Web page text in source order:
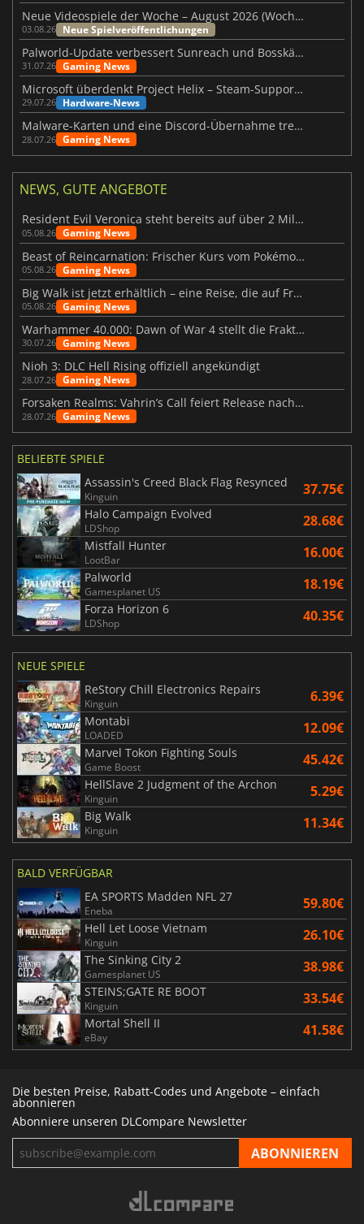
Neue Videospiele der Woche – August 2026 (Woche 32)
03.08.26 Neue Spielveröffentlichungen
Palworld-Update verbessert Sunreach und Bosskämpfe deutlich
31.07.26 Gaming News
Microsoft überdenkt Project Helix – Steam-Support gefährdet
29.07.26 Hardware-News
Malware-Karten und eine Discord-Übernahme treffen Meccha Chameleon
28.07.26 Gaming News
NEWS, GUTE ANGEBOTE
Resident Evil Veronica steht bereits auf über 2 Millionen Wunschlisten
05.08.26 Gaming News
Beast of Reincarnation: Frischer Kurs vom Pokémon-Studio
05.08.26 Gaming News
Big Walk ist jetzt erhältlich – eine Reise, die auf Freundschaft basiert
05.08.26 Gaming News
Warhammer 40.000: Dawn of War 4 stellt die Fraktion der Necrons vor
30.07.26 Gaming News
Nioh 3: DLC Hell Rising offiziell angekündigt
28.07.26 Gaming News
Forsaken Realms: Vahrin’s Call feiert Release nach 10 Jahren
28.07.26 Gaming News
BELIEBTE SPIELE
Assassin's Creed Black Flag Resynced
Kinguin 37.75€
Halo Campaign Evolved
LDShop 28.68€
Mistfall Hunter
LootBar 16.00€
Palworld
Gamesplanet US 18.19€
Forza Horizon 6
LDShop 40.35€
NEUE SPIELE
ReStory Chill Electronics Repairs
Kinguin 6.39€
Montabi
LOADED 12.09€
Marvel Tokon Fighting Souls
Game Boost 45.42€
HellSlave 2 Judgment of the Archon
Kinguin 5.29€
Big Walk
Kinguin 11.34€
BALD VERFÜGBAR
EA SPORTS Madden NFL 27
Eneba 59.80€
Hell Let Loose Vietnam
Kinguin 26.10€
The Sinking City 2
Gamesplanet US 38.98€
STEINS;GATE RE BOOT
Kinguin 33.54€
Mortal Shell II
eBay 41.58€
Die besten Preise, Rabatt-Codes und Angebote – einfach
abonnieren
Abonniere unseren DLCompare Newsletter